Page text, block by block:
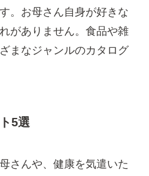
。お母さん自身が好きな
がありません。食品や雑
まなジャンルのカタログ
5選
さんや、健康を気遣いた